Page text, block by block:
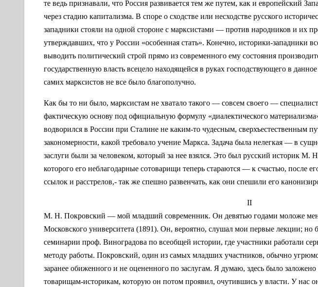
те ведь признавали, что Россия развивается тем же путем, как и европейский
через стадию капитализма. В споре о сходстве или несходстве русского
западники стояли на одной стороне с марксистами — против народников и их
утверждавших, что у России «особенная стать». Конечно, историки-западники
выводить политический строй прямо из современного ему состояния
государственную власть всецело находящейся в руках господствующего в
самих марксистов не все было благополучно.
Как бы то ни было, марксистам не хватало такого — совсем своего —
фактическую основу под официальную формулу «диалектического
водворился в России при Сталине не каким-то чудесным, сверхъестественным
закономерности, какой требовало учение Маркса. Задача была нелегкая — в
заслуги были за человеком, который за нее взялся. Это был русский историк
которого его неблагодарные сотоварищи теперь стараются — к счастью, после
ссылок и расстрелов,- так же спешно развенчать, как они спешили его
II
М. Н. Покровский — мой младший современник. Он девятью годами моложе
Московского университета (1891). Он, вероятно, слушал мои первые лекции; но
семинарии проф. Виноградова по всеобщей истории, где участники работали
методу работы. Покровский, один из самых младших участников, обычно
заранее обиженного и не оцененного по заслугам. Я думаю, здесь было
товарищам-историкам, которую он потом проявил, очутившись у власти. У нас